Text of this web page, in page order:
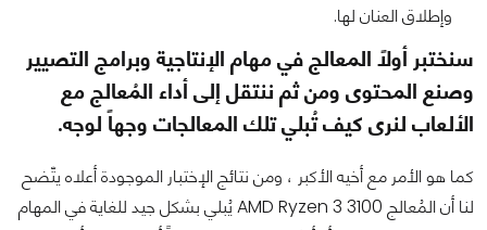
وإطلاق العنان لها.
سنختبر أولاً المعالج في مهام الإنتاجية وبرامج التصيير
وصنع المحتوى ومن ثم ننتقل إلى أداء المُعالج مع
الألعاب لنرى كيف تُبلي تلك المعالجات وجهاً لوجه.
كما هو الأمر مع أخيه الأكبر ، ومن نتائج الإختبار الموجودة أعلاه يتّضح
لنا أن المُعالج AMD Ryzen 3 3100 يُبلي بشكل جيد للغاية في المهام